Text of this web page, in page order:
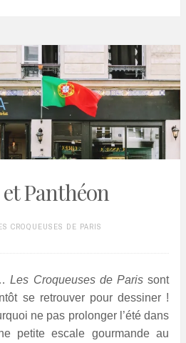
Panthéon
CROQUEUSES DE PARIS
Les Croqueuses de Parissont
se retrouver pour dessiner !
ne pas prolonger l’été dans
petite escale gourmande au